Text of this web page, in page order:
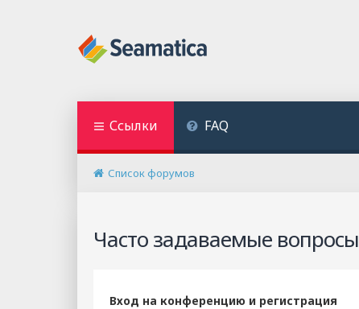
Ссылки FAQ
Список форумов
Часто задаваемые вопросы
Вход на конференцию и регистрация